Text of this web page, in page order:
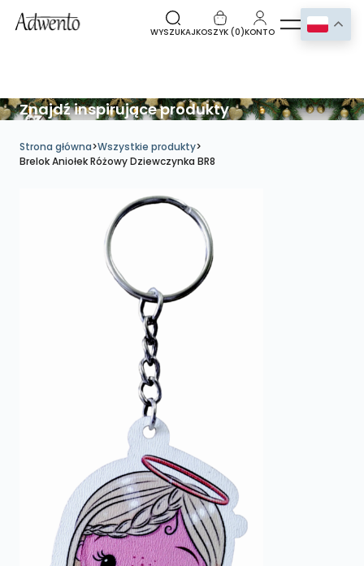
WYSZUKAJKOSZYK (0)KONTO
Znajdź inspirujące produkty
Strona główna>Wszystkie produkty>
Brelok Aniołek Różowy Dziewczynka BR8